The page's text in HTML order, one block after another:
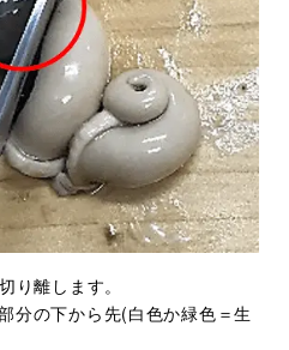
離します。
分の下から先(白色か緑色＝生